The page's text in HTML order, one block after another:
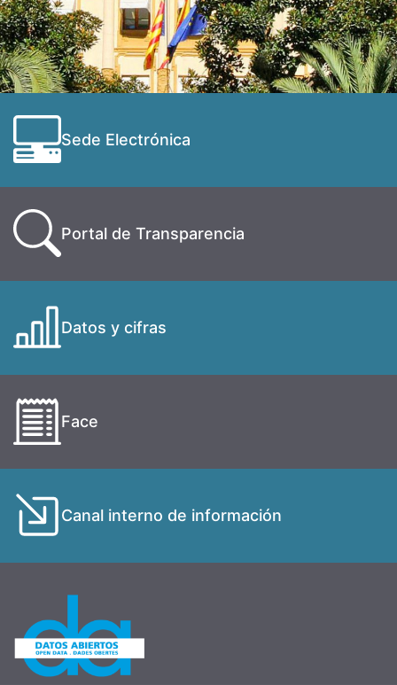
Sede Electrónica
Portal de Transparencia
Datos y cifras
Face
Canal interno de información